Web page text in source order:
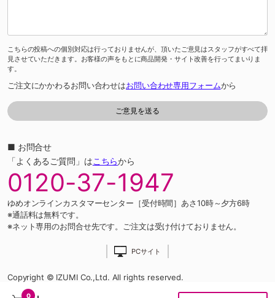
0
こちらの投稿への個別対応は行っておりませんが、頂いたご意見はスタッフがすべて拝
見させていただきます。お客様の声をもとに商品開発・サイト改善を行ってまいりま
す。
ご注文にかかわるお問い合わせはお問い合わせ専用フォームから
■ お問合せ
「よくあるご質問」はこちらから
0120-37-1947
ゆめオンラインカスタマーセンター［受付時間］あさ10時～夕方6時
※通話料は無料です。
※ネット専用のお問合せ先です。ご注文は受け付けておりません。
PCサイト
Copyright © IZUMI Co.,Ltd. All rights reserved.